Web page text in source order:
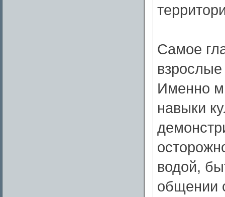
Самое
Именно
навыки
водой,
общении